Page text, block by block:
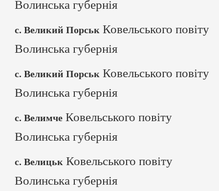
Волинська губернія
с. Великий Порськ Ковельського повіту
Волинська губернія
с. Великий Порськ Ковельського повіту
Волинська губернія
с. Велимче Ковельського повіту
Волинська губернія
с. Велицьк Ковельського повіту
Волинська губернія